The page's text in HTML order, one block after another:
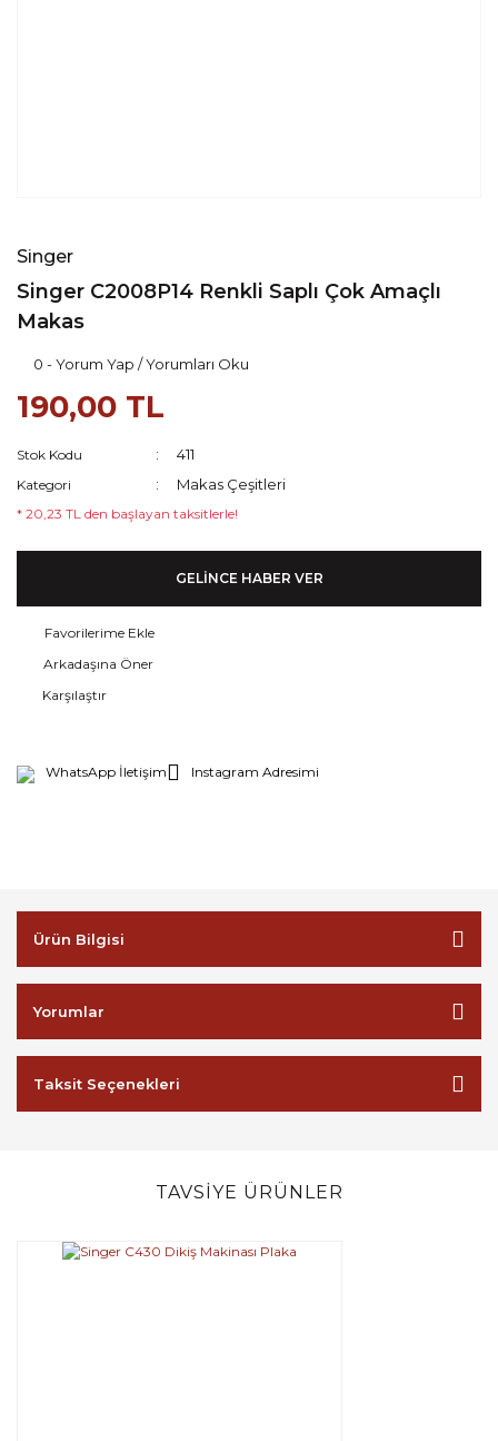
Singer
Singer C2008P14 Renkli Saplı Çok Amaçlı
Makas
0 - Yorum Yap / Yorumları Oku
190,00 TL
Stok Kodu 411
Kategori Makas Çeşitleri
* 20,23 TL den başlayan taksitlerle!
GELİNCE HABER VER
Arkadaşına Öner
Karşılaştır
WhatsApp İletişim Instagram Adresimi
Ürün Bilgisi
Yorumlar
Taksit Seçenekleri
TAVSİYE ÜRÜNLER